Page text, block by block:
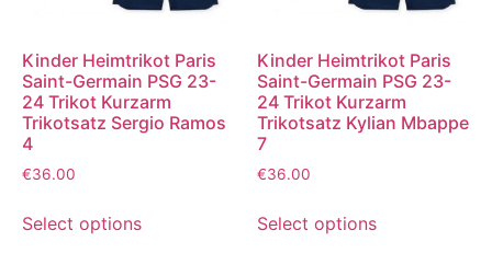
Kinder Heimtrikot Paris
Saint-Germain PSG 23-
24 Trikot Kurzarm
Trikotsatz Sergio Ramos
4
€36.00
Select options
Kinder Heimtrikot Paris
Saint-Germain PSG 23-
24 Trikot Kurzarm
Trikotsatz Kylian Mbappe
7
€36.00
Select options